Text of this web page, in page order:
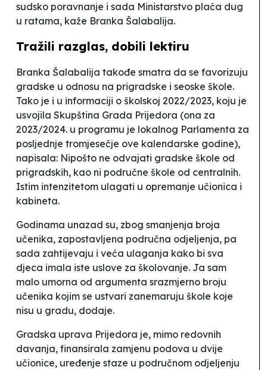
sudsko poravnanje i sada Ministarstvo plaća dug
u ratama, kaže Branka Šalabalija.
Tražili razglas, dobili lektiru
Branka Šalabalija takođe smatra da se favorizuju
gradske u odnosu na prigradske i seoske škole.
Tako je i u informaciji o školskoj 2022/2023, koju je
usvojila Skupština Grada Prijedora (ona za
2023/2024. u programu je lokalnog Parlamenta za
posljednje tromjesečje ove kalendarske godine),
napisala: Nipošto ne odvajati gradske škole od
prigradskih, kao ni područne škole od centralnih.
Istim intenzitetom ulagati u opremanje učionica i
kabineta.
Godinama unazad su, zbog smanjenja broja
učenika, zapostavljena područna odjeljenja, pa
sada zahtijevaju i veća ulaganja kako bi sva
djeca imala iste uslove za školovanje. Ja sam
malo umorna od argumenta srazmjerno broju
učenika kojim se ustvari zanemaruju škole koje
nisu u gradu, dodaje.
Gradska uprava Prijedora je, mimo redovnih
davanja, finansirala zamjenu podova u dvije
učionice, uređenje staze u područnom odjeljenju